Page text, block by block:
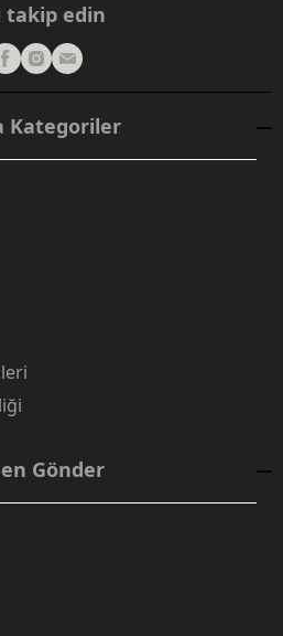
takip edin
Kategoriler
Gönder